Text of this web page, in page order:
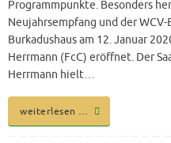
Programmpunkte. Besonders
Neujahrsempfang und der
Burkadushaus am 12. Januar
Herrmann (FcC) eröffnet. Der
Herrmann hielt…
weiterlesen …